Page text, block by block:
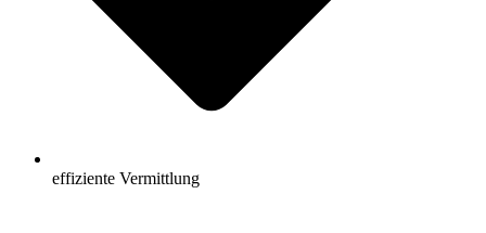
effiziente Vermittlung